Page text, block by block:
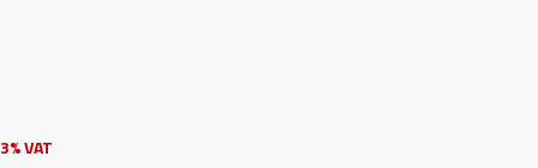
VAT